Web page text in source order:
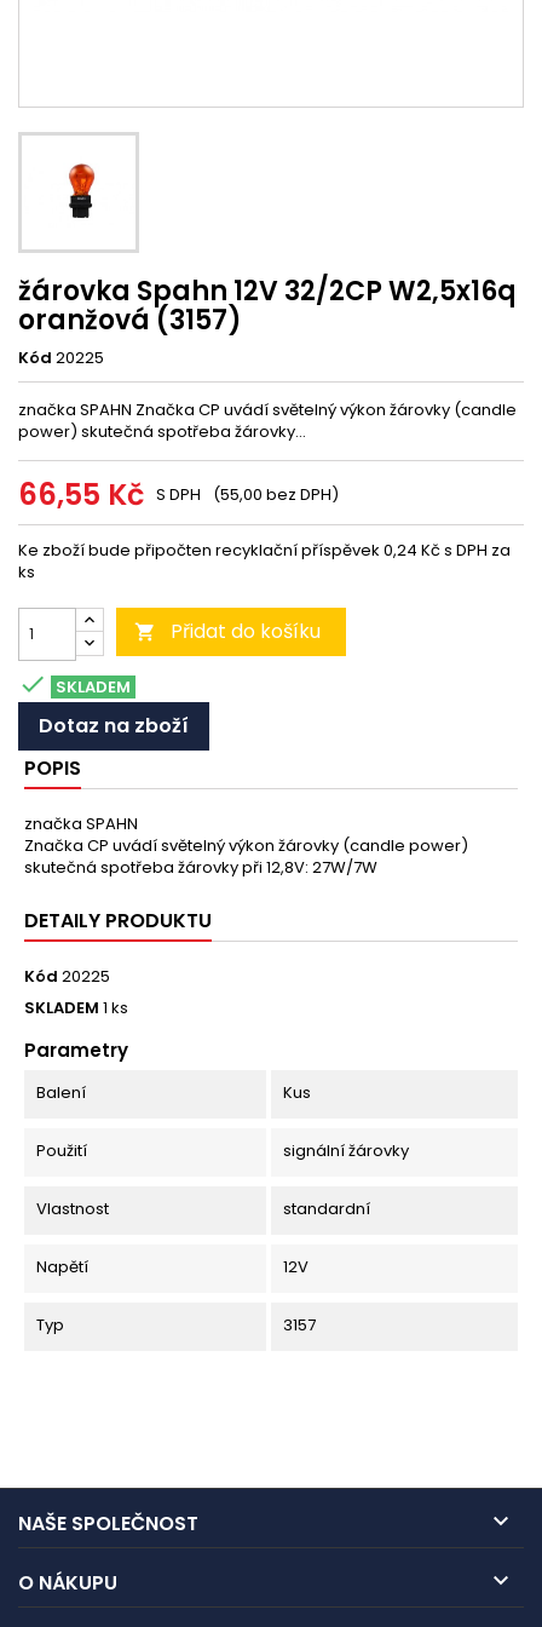
žárovka Spahn 12V 32/2CP W2,5x16q
oranžová (3157)
Kód 20225
značka SPAHN Značka CP uvádí světelný výkon žárovky (candle
power) skutečná spotřeba žárovky...
66,55 Kč S DPH (55,00 bez DPH)
Ke zboží bude připočten recyklační příspěvek 0,24 Kč s DPH za
ks
 Přidat do košíku
 SKLADEM
Dotaz na zboží
POPIS
značka SPAHN
Značka CP uvádí světelný výkon žárovky (candle power)
skutečná spotřeba žárovky při 12,8V: 27W/7W
DETAILY PRODUKTU
Kód 20225
SKLADEM 1 ks
Parametry
Balení Kus
Použití signální žárovky
Vlastnost standardní
Napětí 12V
Typ 3157
NAŠE SPOLEČNOST 
O NÁKUPU 